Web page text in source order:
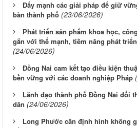
Đẩy mạnh các giải pháp để giữ
bàn thành phố (23/06/2026)
Phát triển sản phẩm khoa học,
gắn với thế mạnh, tiềm năng phát
(24/06/2026)
Đồng Nai cam kết tạo điều kiện
bền vững với các doanh nghiệp Pháp
Lãnh đạo thành phố Đồng Nai đối
dân (24/06/2026)
Long Phước cần định hình không